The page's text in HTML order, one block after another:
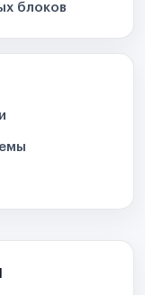
блоков